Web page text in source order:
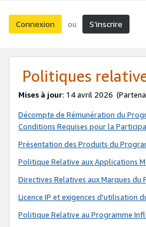
Connexion ou S’inscrire
Politiques
Mises à jour: 14 avril 2026
Décompte de Rémunération du
Conditions Requises pour la
Présentation des Produits du
Politique Relative aux Applications
Directives Relatives aux Marques du
Licence IP et exigences d'utilisation
Politique Relative au Programme